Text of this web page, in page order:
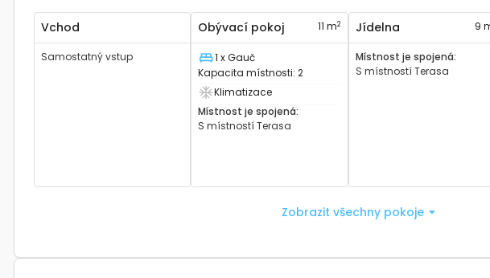
Vchod
Samostatný vstup
Obývací pokoj 11 m2
Lůžko1 x Gauč
Kapacita místnosti:2
Má klimatizaci
Klimatizace
Místnost je spojená:
S místnostíTerasa
Jídelna 9
Místnost je spojená:
S místnostíTerasa
Zobrazit všechny pokoje